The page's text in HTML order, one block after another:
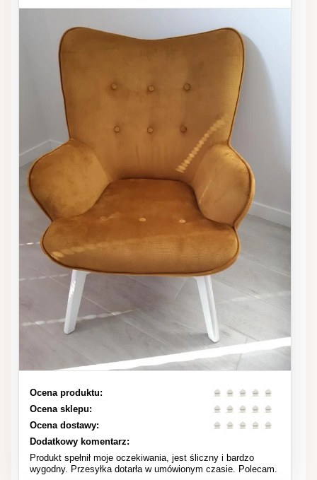
Ocena produktu:
Ocena sklepu:
Ocena dostawy:
Dodatkowy komentarz:
Produkt spełnił moje oczekiwania, jest śliczny i bardzo
wygodny. Przesyłka dotarła w umówionym czasie. Polecam.